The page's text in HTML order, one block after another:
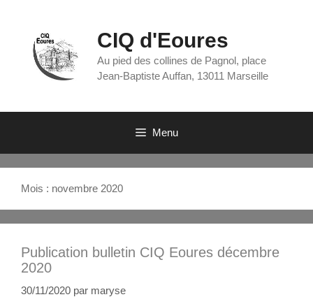
CIQ d'Eoures
Au pied des collines de Pagnol, place
Jean-Baptiste Auffan, 13011 Marseille
Menu
Mois : novembre 2020
Publication bulletin CIQ Eoures décembre
2020
30/11/2020 par maryse